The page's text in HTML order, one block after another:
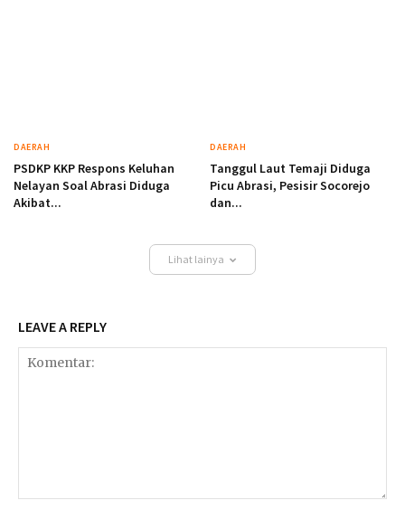
DAERAH
PSDKP KKP Respons Keluhan
Nelayan Soal Abrasi Diduga
Akibat...
DAERAH
Tanggul Laut Temaji Diduga
Picu Abrasi, Pesisir Socorejo
dan...
Lihat lainya
LEAVE A REPLY